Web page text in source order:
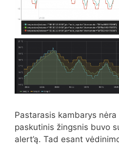
Pastarasis kambarys
paskutinis žingsnis buvo
alert’ą. Tad esant